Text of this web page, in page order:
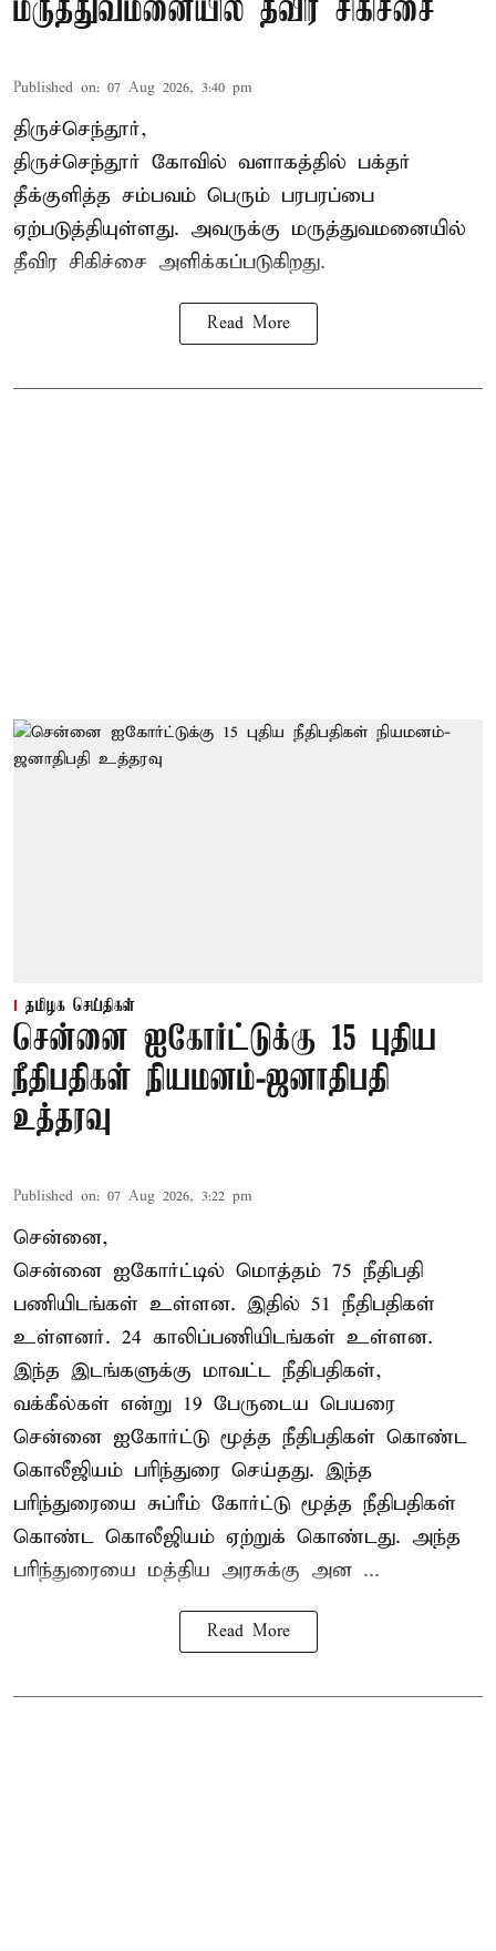
மருத்துவமனையில் தீவிர சிகிச்சை
Published on: 07 Aug 2026, 3:40 pm
திருச்செந்தூர்,
திருச்செந்தூர் கோவில் வளாகத்தில் பக்தர்
தீக்குளித்த சம்பவம் பெரும் பரபரப்பை
ஏற்படுத்தியுள்ளது. அவருக்கு மருத்துவமனையில்
தீவிர சிகிச்சை அளிக்கப்படுகிறது.
Read More
தமிழக செய்திகள்
சென்னை ஐகோர்ட்டுக்கு 15 புதிய
நீதிபதிகள் நியமனம்-ஜனாதிபதி
உத்தரவு
Published on: 07 Aug 2026, 3:22 pm
சென்னை,
சென்னை ஐகோர்ட்டில் மொத்தம் 75 நீதிபதி
பணியிடங்கள் உள்ளன. இதில் 51 நீதிபதிகள்
உள்ளனர். 24 காலிப்பணியிடங்கள் உள்ளன.
இந்த இடங்களுக்கு மாவட்ட நீதிபதிகள்,
வக்கீல்கள் என்று 19 பேருடைய பெயரை
சென்னை ஐகோர்ட்டு மூத்த நீதிபதிகள் கொண்ட
கொலீஜியம் பரிந்துரை செய்தது. இந்த
பரிந்துரையை சுப்ரீம் கோர்ட்டு மூத்த நீதிபதிகள்
கொண்ட கொலீஜியம் ஏற்றுக் கொண்டது. அந்த
பரிந்துரையை மத்திய அரசுக்கு அன ...
Read More